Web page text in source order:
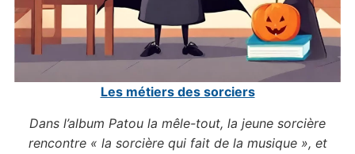
Les métiers des sorciers
Dans l’album Patou la mêle-tout, la jeune sorcière
rencontre « la sorcière qui fait de la musique », et